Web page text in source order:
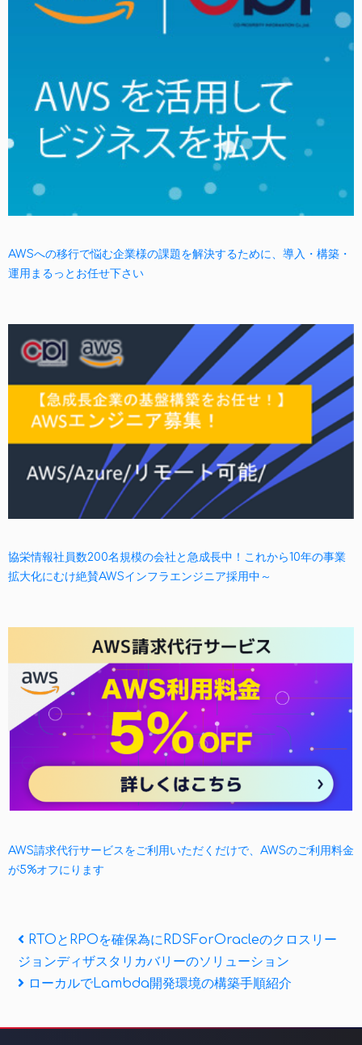
AWSへの移行で悩む企業様の課題を解決するために、導入・構築・
運用まるっとお任せ下さい
協栄情報社員数200名規模の会社と急成長中！これから10年の事業
拡大化にむけ絶賛AWSインフラエンジニア採用中～
AWS請求代行サービスをご利用いただくだけで、AWSのご利用料金
が5%オフにります
投
稿
ビ
Previous
Post
RTOとRPOを確保為にRDSForOracleのクロスリー
ジョンディザスタリカバリーのソリューション
Next
ローカルでLambda開発環境の構築手順紹介